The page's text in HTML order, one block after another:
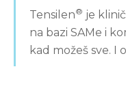
Tensilen® je
na bazi SAMe i
kad možeš sve. I